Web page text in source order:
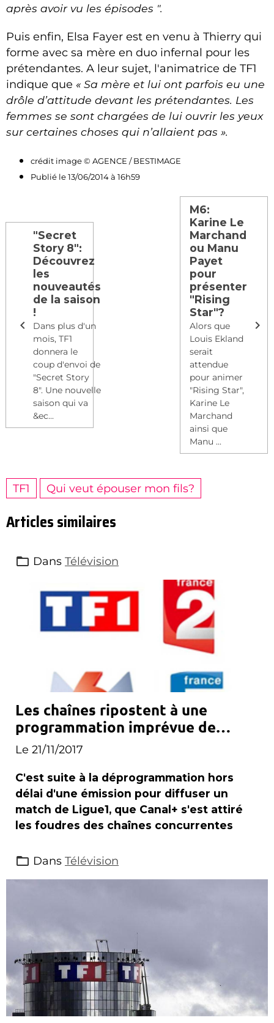
après avoir vu les épisodes ".
Puis enfin, Elsa Fayer est en venu à Thierry qui
forme avec sa mère en duo infernal pour les
prétendantes. A leur sujet, l'animatrice de TF1
indique que « Sa mère et lui ont parfois eu une
drôle d’attitude devant les prétendantes. Les
femmes se sont chargées de lui ouvrir les yeux
sur certaines choses qui n’allaient pas ».
crédit image © AGENCE / BESTIMAGE
Publié le 13/06/2014 à 16h59
"Secret
Story 8":
Découvrez
les
nouveautés
de la saison
!
Dans plus d'un
mois, TF1
donnera le
coup d'envoi de
"Secret Story
8". Une nouvelle
saison qui va
&ec...
M6:
Karine Le
Marchand
ou Manu
Payet
pour
présenter
"Rising
Star"?
Alors que
Louis Ekland
serait
attendue
pour animer
"Rising Star",
Karine Le
Marchand
ainsi que
Manu ...
TF1 Qui veut épouser mon fils?
Articles similaires
Dans Télévision
Les chaînes ripostent à une
programmation imprévue de
Canal+
Le 21/11/2017
C'est suite à la déprogrammation hors
délai d'une émission pour diffuser un
match de Ligue1, que Canal+ s'est attiré
les foudres des chaînes concurrentes
Dans Télévision